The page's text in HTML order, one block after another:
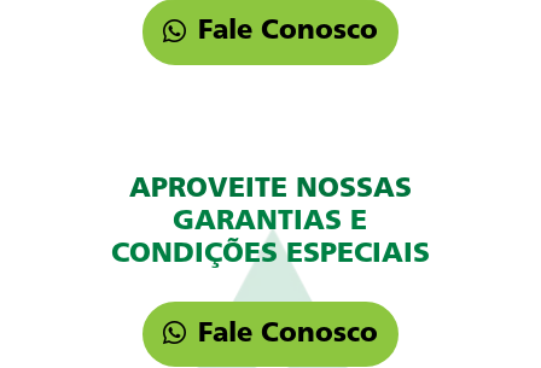
Fale Conosco
APROVEITE NOSSAS
GARANTIAS E
CONDIÇÕES ESPECIAIS
Fale Conosco